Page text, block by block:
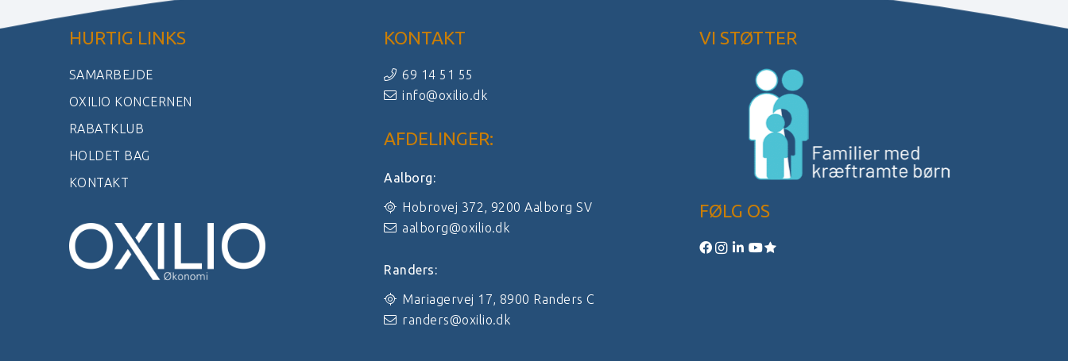
HURTIG LINKS
SAMARBEJDE
OXILIO KONCERNEN
RABATKLUB
HOLDET BAG
KONTAKT
KONTAKT
69 14 51 55
info@oxilio.dk
AFDELINGER:
Aalborg:
Hobrovej 372, 9200 Aalborg SV
aalborg@oxilio.dk
Randers:
Mariagervej 17, 8900 Randers C
randers@oxilio.dk
VI STØTTER
FØLG OS